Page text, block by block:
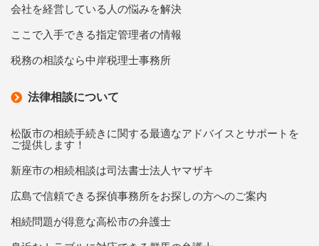
会社を経営している人の悩みを解決
ここで入手できる指定管理者の情報
税務の相談なら中岸税理士事務所
法律相談について
松阪市の相続手続きに関する最適なアドバイスとサポートを
ご提供します！
新座市の相続相談は司法書士法人ヤマザキ
広島で信頼できる探偵事務所をお探しの方へのご案内
相続問題が得意な高松市の弁護士